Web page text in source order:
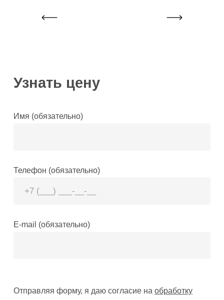
Узнать цену
Имя (обязательно)
Телефон (обязательно)
E-mail (обязательно)
Отправляя форму, я даю согласие на обработку